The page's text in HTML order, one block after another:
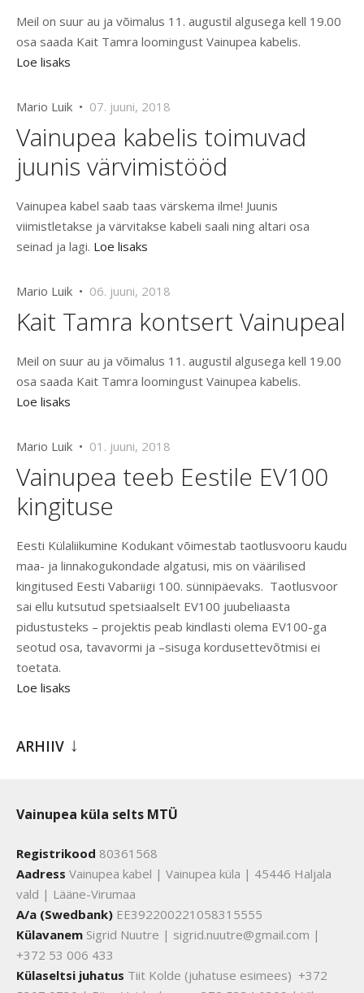
Meil on suur au ja võimalus 11. augustil algusega kell 19.00
osa saada Kait Tamra loomingust Vainupea kabelis.
Loe lisaks
Mario Luik • 07. juuni, 2018
Vainupea kabelis toimuvad
juunis värvimistööd
Vainupea kabel saab taas värskema ilme! Juunis
viimistletakse ja värvitakse kabeli saali ning altari osa
seinad ja lagi. Loe lisaks
Mario Luik • 06. juuni, 2018
Kait Tamra kontsert Vainupeal
Meil on suur au ja võimalus 11. augustil algusega kell 19.00
osa saada Kait Tamra loomingust Vainupea kabelis.
Loe lisaks
Mario Luik • 01. juuni, 2018
Vainupea teeb Eestile EV100
kingituse
Eesti Külaliikumine Kodukant võimestab taotlusvooru kaudu
maa- ja linnakogukondade algatusi, mis on väärilised
kingitused Eesti Vabariigi 100. sünnipäevaks. Taotlusvoor
sai ellu kutsutud spetsiaalselt EV100 juubeliaasta
pidustusteks – projektis peab kindlasti olema EV100-ga
seotud osa, tavavormi ja –sisuga kordusettevõtmisi ei
toetata.
Loe lisaks
ARHIIV
Vainupea küla selts MTÜ
Registrikood 80361568
Aadress Vainupea kabel | Vainupea küla | 45446 Haljala
vald | Lääne-Virumaa
A/a (Swedbank) EE392200221058315555
Külavanem Sigrid Nuutre | sigrid.nuutre@gmail.com |
+372 53 006 433
Külaseltsi juhatus Tiit Kolde (juhatuse esimees) +372